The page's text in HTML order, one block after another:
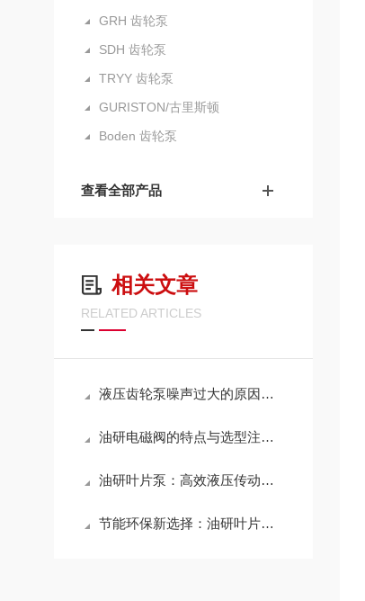
GRH 齿轮泵
SDH 齿轮泵
TRYY 齿轮泵
GURISTON/古里斯顿
Boden 齿轮泵
查看全部产品
相关文章
RELATED ARTICLES
液压齿轮泵噪声过大的原因有哪些？
油研电磁阀的特点与选型注意事项
油研叶片泵：高效液压传动的重要元件
节能环保新选择：油研叶片泵在绿色工业中的应用实践